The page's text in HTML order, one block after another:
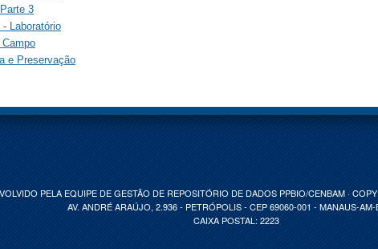
Parte 3
- Laboratório
Campo
e Preservação
PELA EQUIPE DE GESTÃO DE REPOSITÓRIO DE DADOS PPBIO/CENBAM ·
AV. ANDRÉ ARAÚJO, 2.936 - PETRÓPOLIS - CEP 69060-001 - MANAUS-AM-
CAIXA POSTAL: 2223